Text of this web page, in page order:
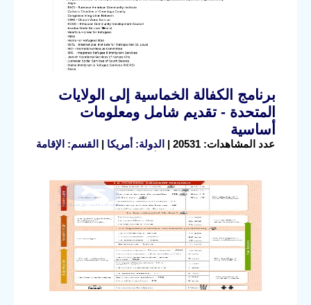
برنامج الكفالة الخماسية إلى الولايات
المتحدة - تقديم شامل ومعلومات
أساسية
عدد المشاهدات: 20531 | الدولة: أمريكا | القسم: الإقامة